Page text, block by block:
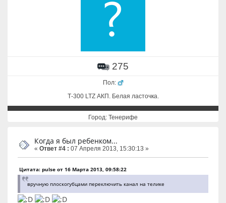
275
Пол:
Т-300 LTZ АКП. Белая ласточка.
Город: Тенерифе
Когда я был ребенком...
« Ответ #4 : 07 Апреля 2013, 15:30:13 »
Цитата: pulse от 16 Марта 2013, 09:58:22
вручную плоскогубцами переключить канал на телике